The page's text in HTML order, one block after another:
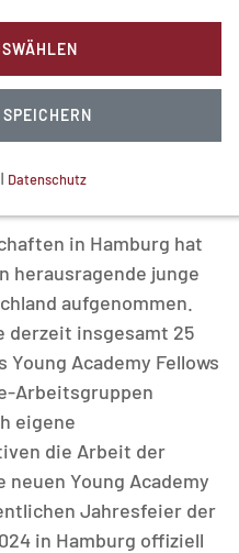
Fellows
der
in
in Hamburg hat
herausragende junge
aufgenommen.
derzeit insgesamt 25
Young Academy Fellows
Arbeitsgruppen
eigene
die Arbeit der
Young Academy
Jahresfeier der
in Hamburg offiziell
Informationen anonym.
uns zu verstehen, wie
nutzen.
| Datenschutz